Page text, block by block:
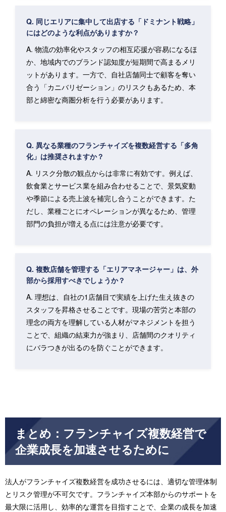
Q. 同じエリアに集中して出店する「ドミナント戦略」
にはどのような利点がありますか？
A. 物流の効率化やスタッフの相互応援が容易になるほ
か、地域内でのブランド認知度が短期間で高まるメリ
ットがあります。一方で、自社店舗同士で顧客を奪い
合う「カニバリゼーション」のリスクもあるため、本
部と綿密な商圏分析を行う必要があります。
Q. 異なる業種のフランチャイズを複数経営する「多角
化」は推奨されますか？
A. リスク分散の観点からは非常に有効です。例えば、
飲食業とサービス業を組み合わせることで、景気変動
や季節による売上波を補完し合うことができます。た
だし、業種ごとにオペレーションが異なるため、管理
部門の負担が増える点には注意が必要です。
Q. 複数店舗を管理する「エリアマネージャー」は、外
部から採用すべきでしょうか？
A. 理想は、自社の1店舗目で実績を上げた生え抜きの
スタッフを昇格させることです。現場の苦労と本部の
理念の両方を理解している人材がマネジメントを担う
ことで、組織の結束力が強まり、店舗間のクオリティ
にバラつきが出るのを防ぐことができます。
まとめ：フランチャイズ複数経営で
企業成長を加速させるために
法人がフランチャイズ複数経営を成功させるには、適切な管理体制
とリスク管理が不可欠です。フランチャイズ本部からのサポートを
最大限に活用し、効率的な運営を目指すことで、企業の成長を加速